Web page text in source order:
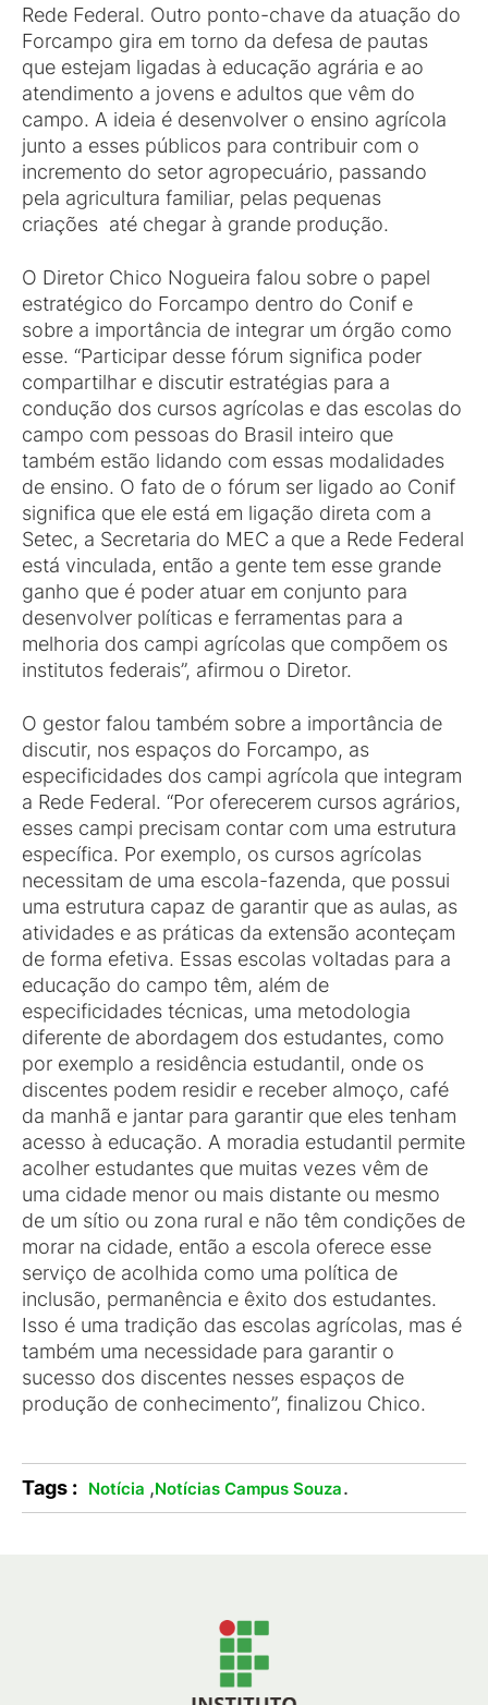
Rede Federal. Outro ponto-chave da atuação do
Forcampo gira em torno da defesa de pautas
que estejam ligadas à educação agrária e ao
atendimento a jovens e adultos que vêm do
campo. A ideia é desenvolver o ensino agrícola
junto a esses públicos para contribuir com o
incremento do setor agropecuário, passando
pela agricultura familiar, pelas pequenas
criações até chegar à grande produção.
O Diretor Chico Nogueira falou sobre o papel
estratégico do Forcampo dentro do Conif e
sobre a importância de integrar um órgão como
esse. “Participar desse fórum significa poder
compartilhar e discutir estratégias para a
condução dos cursos agrícolas e das escolas do
campo com pessoas do Brasil inteiro que
também estão lidando com essas modalidades
de ensino. O fato de o fórum ser ligado ao Conif
significa que ele está em ligação direta com a
Setec, a Secretaria do MEC a que a Rede Federal
está vinculada, então a gente tem esse grande
ganho que é poder atuar em conjunto para
desenvolver políticas e ferramentas para a
melhoria dos campi agrícolas que compõem os
institutos federais”, afirmou o Diretor.
O gestor falou também sobre a importância de
discutir, nos espaços do Forcampo, as
especificidades dos campi agrícola que integram
a Rede Federal. “Por oferecerem cursos agrários,
esses campi precisam contar com uma estrutura
específica. Por exemplo, os cursos agrícolas
necessitam de uma escola-fazenda, que possui
uma estrutura capaz de garantir que as aulas, as
atividades e as práticas da extensão aconteçam
de forma efetiva. Essas escolas voltadas para a
educação do campo têm, além de
especificidades técnicas, uma metodologia
diferente de abordagem dos estudantes, como
por exemplo a residência estudantil, onde os
discentes podem residir e receber almoço, café
da manhã e jantar para garantir que eles tenham
acesso à educação. A moradia estudantil permite
acolher estudantes que muitas vezes vêm de
uma cidade menor ou mais distante ou mesmo
de um sítio ou zona rural e não têm condições de
morar na cidade, então a escola oferece esse
serviço de acolhida como uma política de
inclusão, permanência e êxito dos estudantes.
Isso é uma tradição das escolas agrícolas, mas é
também uma necessidade para garantir o
sucesso dos discentes nesses espaços de
produção de conhecimento”, finalizou Chico.
Tags : Notícia ,Notícias Campus Souza.